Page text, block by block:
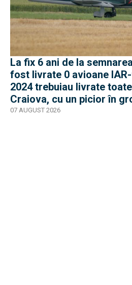
La fix 6 ani de la
fost livrate 0 avioane
2024 trebuiau livrate
Craiova, cu un picior în
07 AUGUST 2026